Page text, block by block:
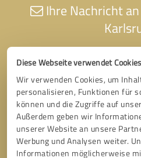
Diese Webseite verwendet Cookies
Wir verwenden Cookies, um
personalisieren, Funktionen für
können und die Zugriffe auf
Außerdem geben wir
unserer Website an unsere
Werbung und Analysen weiter.
Informationen möglicherweise
Ihre Nachricht